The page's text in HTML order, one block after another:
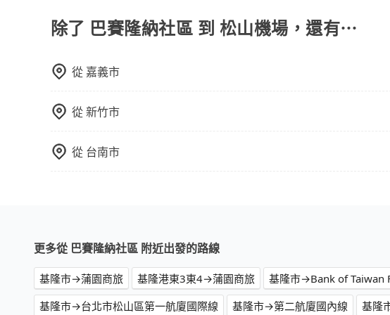
除了 巴賽隆納社區 到 松山機場，還有⋯
從 嘉義市
從新竹市
從 台南市
更多從 巴賽隆納社區 附近出發的路線
基隆市→蒲園商旅 基隆港東3東4→蒲園商旅 基隆市→Bank of Taiwan
基隆市→台北市松山區第一航廈國際線
基隆市→第二航廈國內線 基隆